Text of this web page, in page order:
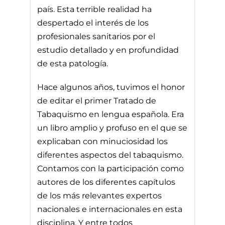
país. Esta terrible realidad ha
despertado el interés de los
profesionales sanitarios por el
estudio detallado y en profundidad
de esta patología.
Hace algunos años, tuvimos el honor
de editar el primer Tratado de
Tabaquismo en lengua española. Era
un libro amplio y profuso en el que se
explicaban con minuciosidad los
diferentes aspectos del tabaquismo.
Contamos con la participación como
autores de los diferentes capítulos
de los más relevantes expertos
nacionales e internacionales en esta
disciplina. Y entre todos